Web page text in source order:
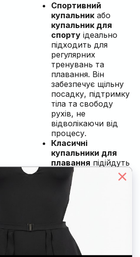
Спортивний
купальникабо
купальник для
спортуідеально
підходить для
регулярних
тренувань та
плавання. Він
забезпечує щільну
посадку, підтримку
тіла та свободу
рухів, не
відволікаючи від
процесу.
Класичні
купальники для
плавання підійдуть
як для уроків у
басейні, так і для
активного
відпочинку на воді.
Закриті
купальники
моделі з високою
посадкою
підходять для тих,